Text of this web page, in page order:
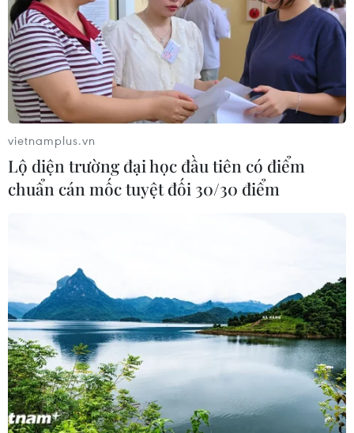
Trước cuộc chạm trán giữa Bayern và Dortmund, Lothar
Matthäus đã đưa ra những nhận định về hai đội bóng
cũng như trận cầu kinh điển của nước Đức.
vietnamplus.vn
Lộ diện trường đại học đầu tiên có điểm
chuẩn cán mốc tuyệt đối 30/30 điểm